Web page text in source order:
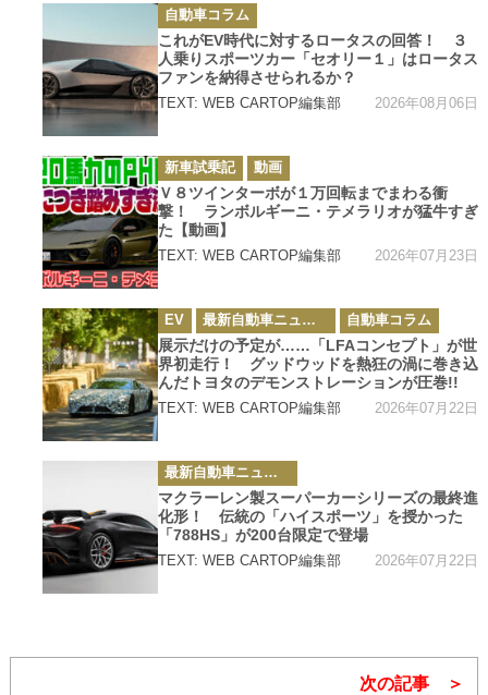
カ
テ
ゴ
リ
ー
自動車コラム
これがEV時代に対するロータスの回答！ ３
人乗りスポーツカー「セオリー１」はロータス
ファンを納得させられるか？
TEXT: WEB CARTOP編集部 2026年08月06日
カ
テ
ゴ
リ
ー
新車試乗記 動画
Ｖ８ツインターボが１万回転までまわる衝
撃！ ランボルギーニ・テメラリオが猛牛すぎ
た【動画】
TEXT: WEB CARTOP編集部 2026年07月23日
カ
テ
ゴ
リ
ー
EV 最新自動車ニュース 自動車コラム
展示だけの予定が……「LFAコンセプト」が世
界初走行！ グッドウッドを熱狂の渦に巻き込
んだトヨタのデモンストレーションが圧巻!!
TEXT: WEB CARTOP編集部 2026年07月22日
カ
テ
ゴ
リ
ー
最新自動車ニュース
マクラーレン製スーパーカーシリーズの最終進
化形！ 伝統の「ハイスポーツ」を授かった
「788HS」が200台限定で登場
TEXT: WEB CARTOP編集部 2026年07月22日
次の記事